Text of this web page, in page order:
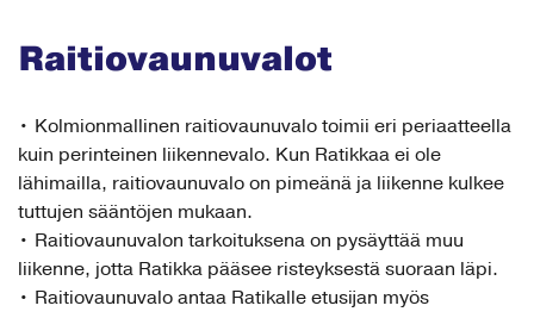
Raitiovaunuvalot
• Kolmionmallinen raitiovaunuvalo toimii eri periaatteella
kuin perinteinen liikennevalo. Kun Ratikkaa ei ole
lähimailla, raitiovaunuvalo on pimeänä ja liikenne kulkee
tuttujen sääntöjen mukaan.
• Raitiovaunuvalon tarkoituksena on pysäyttää muu
liikenne, jotta Ratikka pääsee risteyksestä suoraan läpi.
• Raitiovaunuvalo antaa Ratikalle etusijan myös